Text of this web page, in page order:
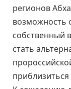
регионов
возможность
собственный
стать